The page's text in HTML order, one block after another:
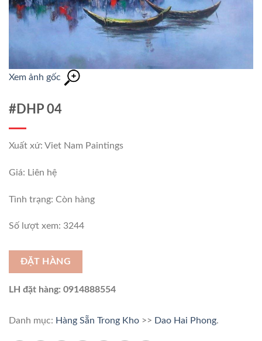
Xem ảnh gốc
#DHP 04
Xuất xứ: Viet Nam Paintings
Giá: Liên hệ
Tình trạng: Còn hàng
Số lượt xem: 3244
ĐẶT HÀNG
LH đặt hàng: 0914888554
Danh mục: Hàng Sẵn Trong Kho >> Dao Hai Phong.